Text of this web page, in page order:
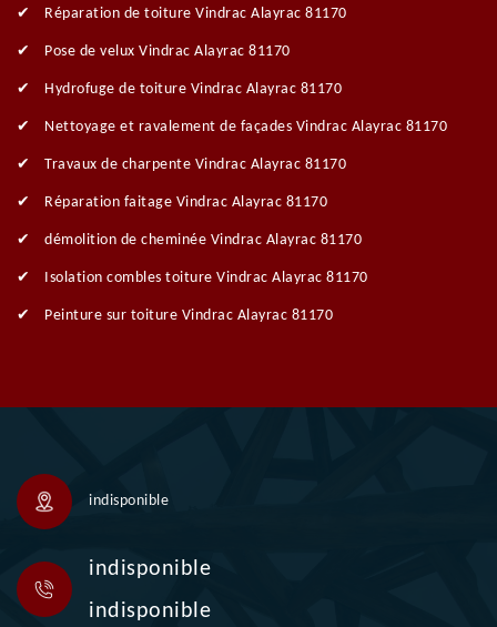
Réparation de toiture Vindrac Alayrac 81170
Pose de velux Vindrac Alayrac 81170
Hydrofuge de toiture Vindrac Alayrac 81170
Nettoyage et ravalement de façades Vindrac Alayrac 81170
Travaux de charpente Vindrac Alayrac 81170
Réparation faitage Vindrac Alayrac 81170
démolition de cheminée Vindrac Alayrac 81170
Isolation combles toiture Vindrac Alayrac 81170
Peinture sur toiture Vindrac Alayrac 81170
indisponible
indisponible
indisponible